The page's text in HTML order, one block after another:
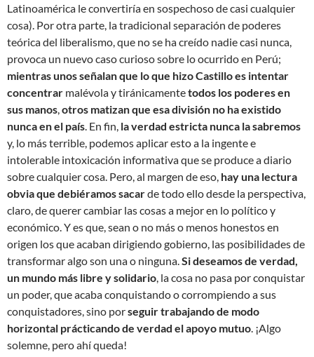
Latinoamérica le convertiría en sospechoso de casi cualquier
cosa). Por otra parte, la tradicional separación de poderes
teórica del liberalismo, que no se ha creído nadie casi nunca,
provoca un nuevo caso curioso sobre lo ocurrido en Perú;
mientras unos señalan que lo que hizo Castillo es intentar
concentrar malévola y tiránicamentetodos los poderes en
sus manos,otros matizan que esa división no ha existido
nunca en el país. En fin, la verdad estricta nunca la sabremos
y, lo más terrible, podemos aplicar esto a la ingente e
intolerable intoxicación informativa que se produce a diario
sobre cualquier cosa. Pero, al margen de eso, hay una lectura
obvia que debiéramos sacarde todo ello desde la perspectiva,
claro, de querer cambiar las cosas a mejor en lo político y
económico. Y es que, sean o no más o menos honestos en
origen los que acaban dirigiendo gobierno, las posibilidades de
transformar algo son una o ninguna.Si deseamos de verdad,
un mundo más libre y solidario, la cosa no pasa por conquistar
un poder, que acaba conquistando o corrompiendo a sus
conquistadores, sino porseguir trabajando de modo
horizontal prácticando de verdad el apoyo mutuo. ¡Algo
solemne, pero ahí queda!